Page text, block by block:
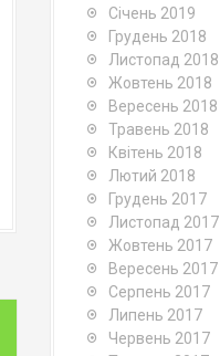
Січень 2019
Грудень 2018
Листопад 2018
Жовтень 2018
Вересень 2018
Травень 2018
Квітень 2018
Лютий 2018
Грудень 2017
Листопад 2017
Жовтень 2017
Вересень 2017
Серпень 2017
Липень 2017
Червень 2017